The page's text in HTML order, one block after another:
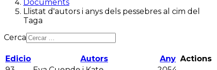
Documents
Llistat d'autors i anys dels pessebres al cim del
Taga
Cerca
Edicio Autors Any Actions